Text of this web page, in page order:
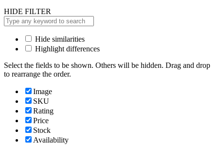
HIDE FILTER
Hide similarities
Highlight differences
Select the fields to be shown. Others will be hidden. Drag and drop
to rearrange the order.
Image
SKU
Rating
Price
Stock
Availability